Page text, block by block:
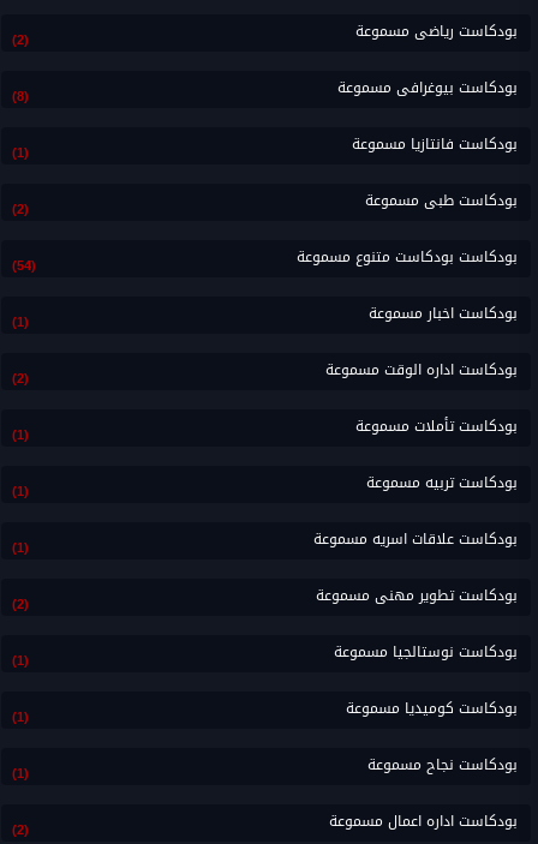
بودكاست رياضى مسموعة (2)
بودكاست بيوغرافى مسموعة (8)
بودكاست فانتازيا مسموعة (1)
بودكاست طبى مسموعة (2)
بودكاست بودكاست متنوع مسموعة (54)
بودكاست اخبار مسموعة (1)
بودكاست اداره الوقت مسموعة (2)
بودكاست تأملات مسموعة (1)
بودكاست تربيه مسموعة (1)
بودكاست علاقات اسريه مسموعة (1)
بودكاست تطوير مهنى مسموعة (2)
بودكاست نوستالجيا مسموعة (1)
بودكاست كوميديا مسموعة (1)
بودكاست نجاح مسموعة (1)
بودكاست اداره اعمال مسموعة (2)